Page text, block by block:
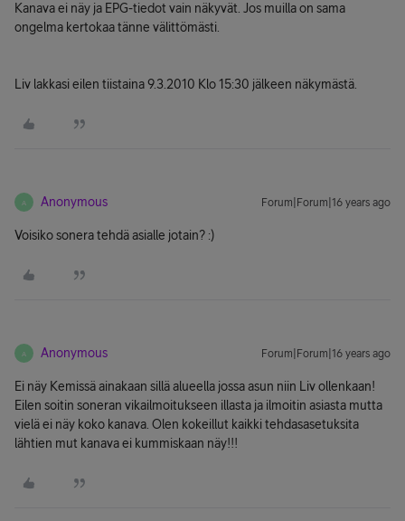
Kanava ei näy ja EPG-tiedot vain näkyvät. Jos muilla on sama
ongelma kertokaa tänne välittömästi.
Liv lakkasi eilen tiistaina 9.3.2010 Klo 15:30 jälkeen näkymästä.
A Anonymous Forum|Forum|16 years ago
Voisiko sonera tehdä asialle jotain? :)
A Anonymous Forum|Forum|16 years ago
Ei näy Kemissä ainakaan sillä alueella jossa asun niin Liv ollenkaan!
Eilen soitin soneran vikailmoitukseen illasta ja ilmoitin asiasta mutta
vielä ei näy koko kanava. Olen kokeillut kaikki tehdasasetuksita
lähtien mut kanava ei kummiskaan näy!!!